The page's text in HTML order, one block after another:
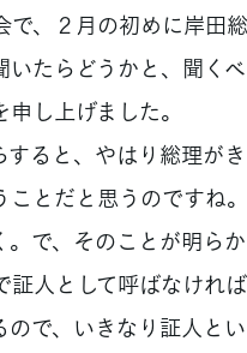
、２月の初めに岸田総
いたらどうかと、聞く
し上げました。
ると、やはり総理が
ことだと思うのですね
で、そのことが明らか
証人として呼ばなけれ
ので、いきなり証人と